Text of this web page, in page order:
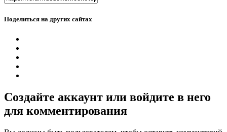
Поделиться на других сайтах
Создайте аккаунт или войдите в него
для комментирования